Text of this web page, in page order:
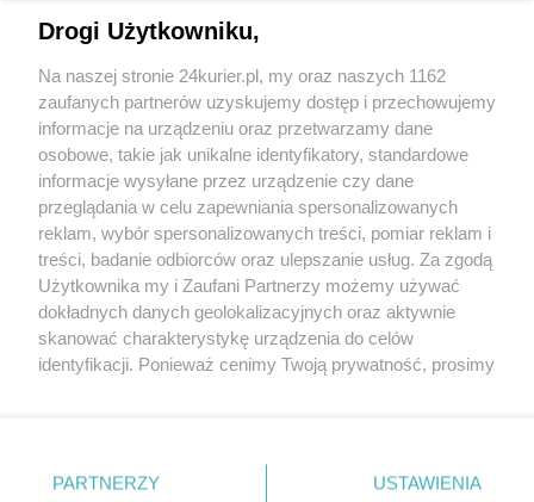
Zapamiętać?
Zaloguj
Zapomniałem hasła
Copyright © 2022 Kurier Szczeciński sp. z o.o.
Drogi Użytkowniku,
Na naszej stronie 24kurier.pl, my oraz naszych 1162
zaufanych partnerów uzyskujemy dostęp i przechowujemy
informacje na urządzeniu oraz przetwarzamy dane
osobowe, takie jak unikalne identyfikatory, standardowe
informacje wysyłane przez urządzenie czy dane
przeglądania w celu zapewniania spersonalizowanych
reklam, wybór spersonalizowanych treści, pomiar reklam i
treści, badanie odbiorców oraz ulepszanie usług. Za zgodą
Użytkownika my i Zaufani Partnerzy możemy używać
dokładnych danych geolokalizacyjnych oraz aktywnie
skanować charakterystykę urządzenia do celów
identyfikacji. Ponieważ cenimy Twoją prywatność, prosimy
prywatności znajdujący się w lewym dolnym rogu strony
. Niektóre rodzaje przetwarzania danych nie wymagają
PARTNERZY USTAWIENIA